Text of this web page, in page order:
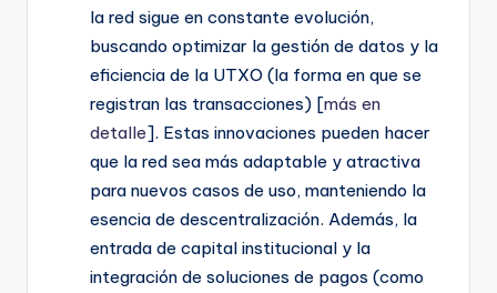
la red sigue en constante evolución,
buscando optimizar la gestión de datos y la
eficiencia de la UTXO (la forma en que se
registran las transacciones) [más en
detalle]. Estas innovaciones pueden hacer
que la red sea más adaptable y atractiva
para nuevos casos de uso, manteniendo la
esencia de descentralización. Además, la
entrada de capital institucional y la
integración de soluciones de pagos (como